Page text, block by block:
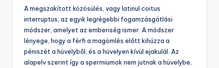
A megszakított közösülés, vagy latinul coitus
interruptus, az egyik legrégebbi fogamzásgátlási
módszer, amelyet az emberiség ismer. A módszer
lényege, hogy a férfi a magömlés előtt kihúzza a
péniszét a hüvelyből, és a hüvelyen kívül ejakulál. Az
alapelv szerint így a spermiumok nem jutnak a hüvelybe,